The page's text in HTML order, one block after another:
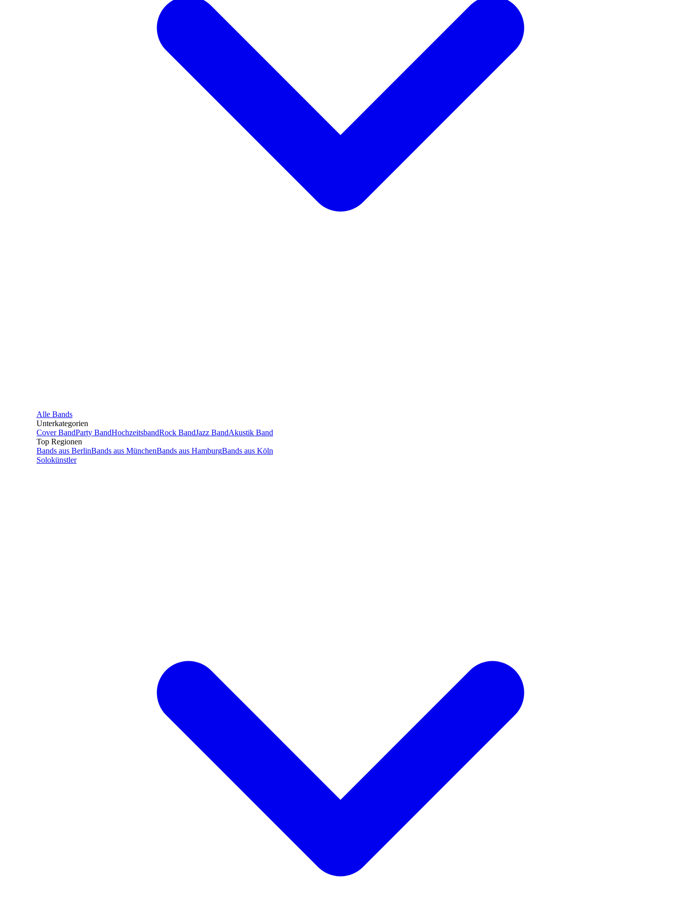
Alle Bands
Unterkategorien
Cover BandParty BandHochzeitsbandRock BandJazz BandAkustik Band
Top Regionen
Bands aus BerlinBands aus MünchenBands aus HamburgBands aus Köln
Solokünstler